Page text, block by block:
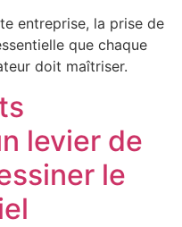
entreprise, la prise de
que chaque
doit maîtriser.
levier de
le